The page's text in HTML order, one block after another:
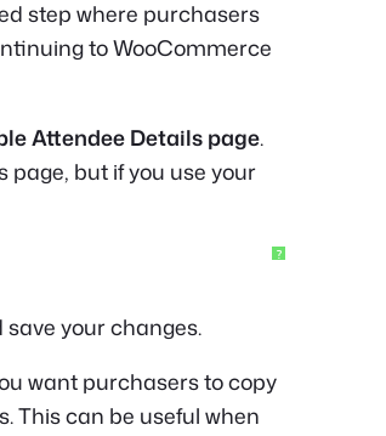
step where purchasers
to WooCommerce
Attendee Details page.
but if you use your
?
your changes.
want purchasers to copy
This can be useful when